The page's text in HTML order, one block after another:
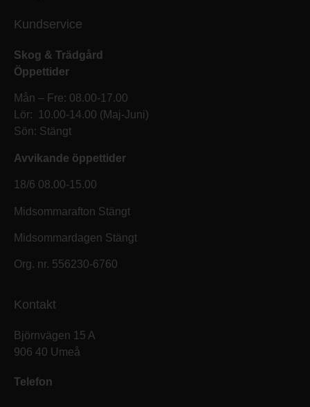
Kundservice
Skog & Trädgård
Öppettider
Mån – Fre: 08.00-17.00
Lör: 10.00-14.00 (Maj-Juni)
Sön: Stängt
Avvikande öppettider
18/6 08.00-15.00
Midsommarafton Stängt
Midsommardagen Stängt
Org. nr. 556230-6760
Kontakt
Björnvägen 15 A
906 40 Umeå
Telefon